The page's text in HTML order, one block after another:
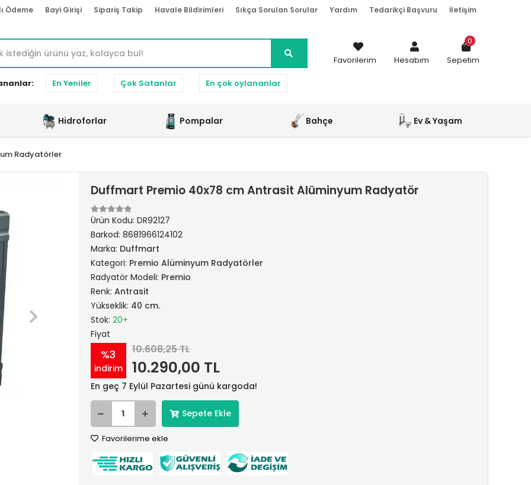
Ödeme Bayi Girişi Sipariş Takip Havale Bildirimleri Sıkça Sorulan Sorular Yardım Tedarikçi Başvuru İletişim
En Yeniler Çok Satanlar En çok oylananlar
Favorilerim Hesabım Sepetim
0
Hidroforlar Pompalar Bahçe Ev & Yaşam
Radyatörler
Duffmart Premio 40x78 cm Antrasit Alüminyum Radyatör
Ürün Kodu: DR92127
Barkod: 8681966124102
Marka: Duffmart
Kategori: Premio Alüminyum Radyatörler
Radyatör Modeli: Premio
Renk: Antrasit
Yükseklik: 40 cm.
Stok: 20+
Fiyat
%3
indirim
10.608,25 TL
10.290,00 TL
En geç 7 Eylül Pazartesi günü kargoda!
Sepete Ekle
Favorilerime ekle